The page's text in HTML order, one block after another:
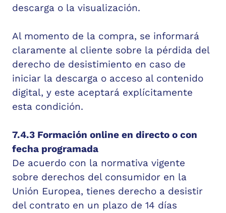
descarga o la visualización.
Al momento de la compra, se informará
claramente al cliente sobre la pérdida del
derecho de desistimiento en caso de
iniciar la descarga o acceso al contenido
digital, y este aceptará explícitamente
esta condición.
7.4.3 Formación online en directo o con
fecha programada
De acuerdo con la normativa vigente
sobre derechos del consumidor en la
Unión Europea, tienes derecho a desistir
del contrato en un plazo de 14 días